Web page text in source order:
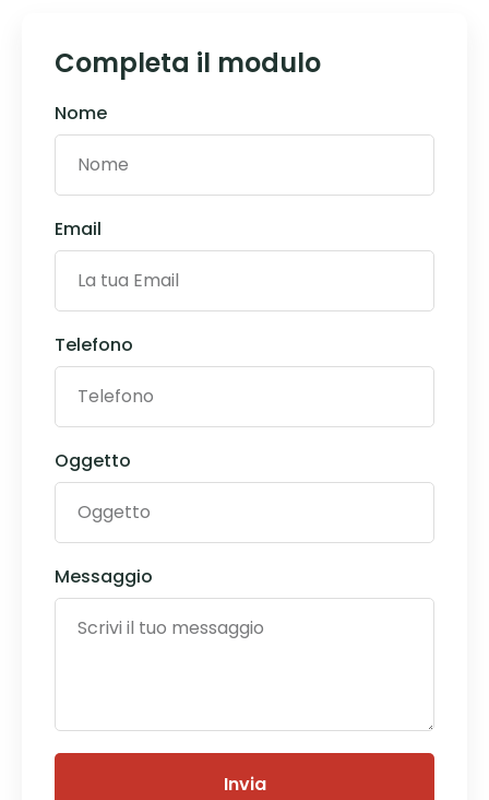
Completa il modulo
Nome
Email
Telefono
Oggetto
Messaggio
Invia